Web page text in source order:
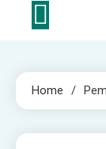
Home